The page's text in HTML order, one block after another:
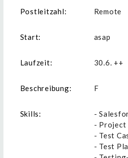
Postleitzahl: Remote
Start: asap
Laufzeit: 30.6. ++
Beschreibung: F
Skills:
-
- Project
- Test
- Test